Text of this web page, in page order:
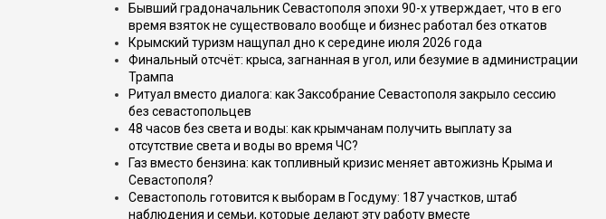
Бывший градоначальник Севастополя эпохи 90-х утверждает, что в его
время взяток не существовало вообще и бизнес работал без откатов
Крымский туризм нащупал дно к середине июля 2026 года
Финальный отсчёт: крыса, загнанная в угол, или безумие в администрации
Трампа
Ритуал вместо диалога: как Заксобрание Севастополя закрыло сессию
без севастопольцев
48 часов без света и воды: как крымчанам получить выплату за
отсутствие света и воды во время ЧС?
Газ вместо бензина: как топливный кризис меняет автожизнь Крыма и
Севастополя?
Севастополь готовится к выборам в Госдуму: 187 участков, штаб
наблюдения и семьи, которые делают эту работу вместе